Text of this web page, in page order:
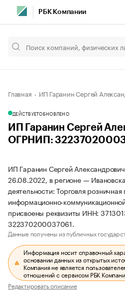
РБК Компании
Главная ИП Гаранин Сергей
ДЕЙСТВУЕТОБНОВЛЕНО
ИП Гаранин Сергей
ОГРНИП:
ИП Гаранин Сергей
26.08.2022, в регионе —
деятельности: Торговля
информационно-
присвоены реквизиты ИНН:
322370200037061.
Данные получены из публичных
Информация носит справочный
основании данных из открытых
Компания не является
отношений с сервисом РБК
Редактировать описание